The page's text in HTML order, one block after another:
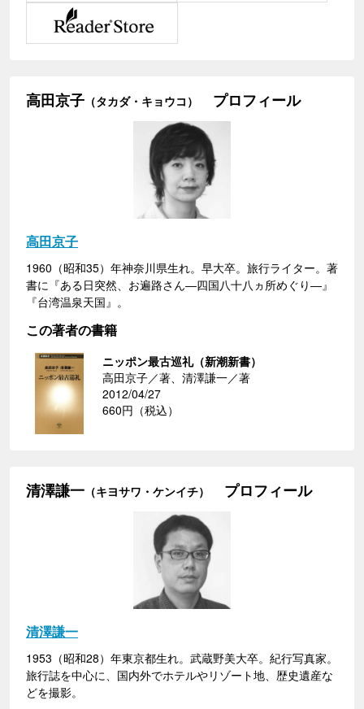
高田京子 （タカダ・キョウコ） プロフィール
高田京子
1960（昭和35）年神奈川県生れ。早大卒。旅行ライター。著
書に『ある日突然、お遍路さん―四国八十八ヵ所めぐり―』
『台湾温泉天国』。
この著者の書籍
ニッポン最古巡礼（新潮新書）
高田京子／著、清澤謙一／著
2012/04/27
660円（税込）
清澤謙一 （キヨサワ・ケンイチ） プロフィール
清澤謙一
1953（昭和28）年東京都生れ。武蔵野美大卒。紀行写真家。
旅行誌を中心に、国内外でホテルやリゾート地、歴史遺産な
どを撮影。